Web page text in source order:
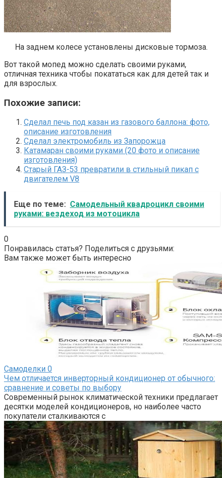
На заднем колесе установлены дисковые тормоза.
Вот такой мопед можно сделать своими руками,
отличная техника чтобы покататься как для детей так и
для взрослых.
Похожие записи:
Сделал печь под казан из газового баллона: фото,
описание изготовления
Сделал электромобиль из Запорожца
Катамаран своими руками (20 фото и описание
изготовления)
Старый ГАЗ-53 превратили в стильный пикап с
двигателем V8
Еще по теме: Самодельный квадроцикл своими
руками: вездеход из мотоцикла
0
Понравилась статья? Поделиться с друзьями:
Вам также может быть интересно
Самоделки 0
Чем отличается инверторный кондиционер от обычного:
сравнение и советы по выбору
Современный рынок климатической техники предлагает
десятки моделей кондиционеров, но наиболее часто
покупатели сталкиваются с